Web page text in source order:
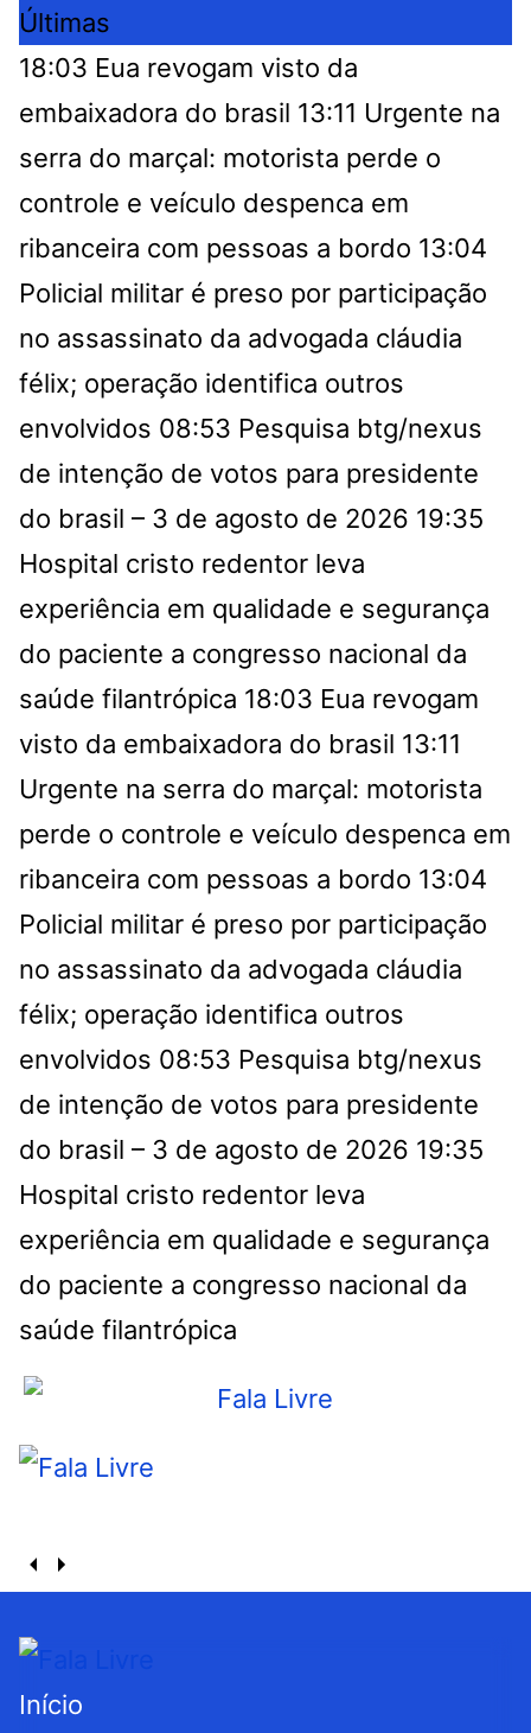
Últimas
18:03 Eua revogam visto da
embaixadora do brasil 13:11 Urgente na
serra do marçal: motorista perde o
controle e veículo despenca em
ribanceira com pessoas a bordo 13:04
Policial militar é preso por participação
no assassinato da advogada cláudia
félix; operação identifica outros
envolvidos 08:53 Pesquisa btg/nexus
de intenção de votos para presidente
do brasil – 3 de agosto de 2026 19:35
Hospital cristo redentor leva
experiência em qualidade e segurança
do paciente a congresso nacional da
saúde filantrópica 18:03 Eua revogam
visto da embaixadora do brasil 13:11
Urgente na serra do marçal: motorista
perde o controle e veículo despenca em
ribanceira com pessoas a bordo 13:04
Policial militar é preso por participação
no assassinato da advogada cláudia
félix; operação identifica outros
envolvidos 08:53 Pesquisa btg/nexus
de intenção de votos para presidente
do brasil – 3 de agosto de 2026 19:35
Hospital cristo redentor leva
experiência em qualidade e segurança
do paciente a congresso nacional da
saúde filantrópica
Início